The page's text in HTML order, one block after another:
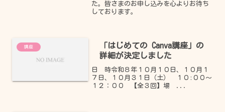
た。皆さまのお申し込みを心よりお待ち
しております。
講座
「はじめての Canva講座」の
詳細が決定しました
日 時令和８年１０月１０日、１０月１
７日、１０月３１日（土） １０:００～
１２：００ 【全３回】場 ...